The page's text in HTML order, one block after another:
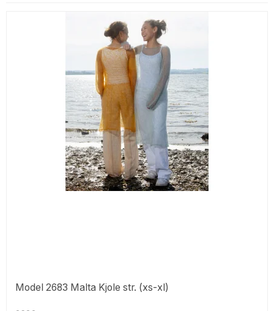
Model 2683 Malta Kjole str. (xs-xl)